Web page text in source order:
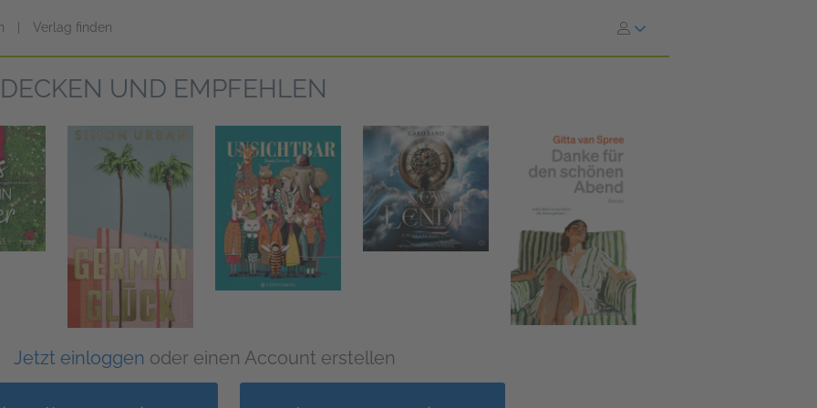
Verlag finden
UND EMPFEHLEN
Jetzt einloggen oder einen Account erstellen